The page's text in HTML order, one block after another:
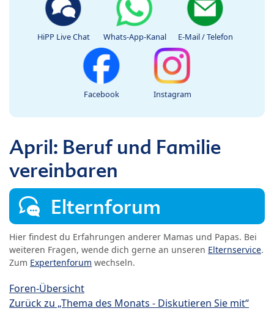
HiPP Live Chat Whats-App-Kanal E-Mail / Telefon
Facebook Instagram
April: Beruf und Familie
vereinbaren
Elternforum
Hier findest du Erfahrungen anderer Mamas und Papas. Bei
weiteren Fragen, wende dich gerne an unseren Elternservice.
Zum Expertenforum wechseln.
Foren-Übersicht
Zurück zu „Thema des Monats - Diskutieren Sie mit“